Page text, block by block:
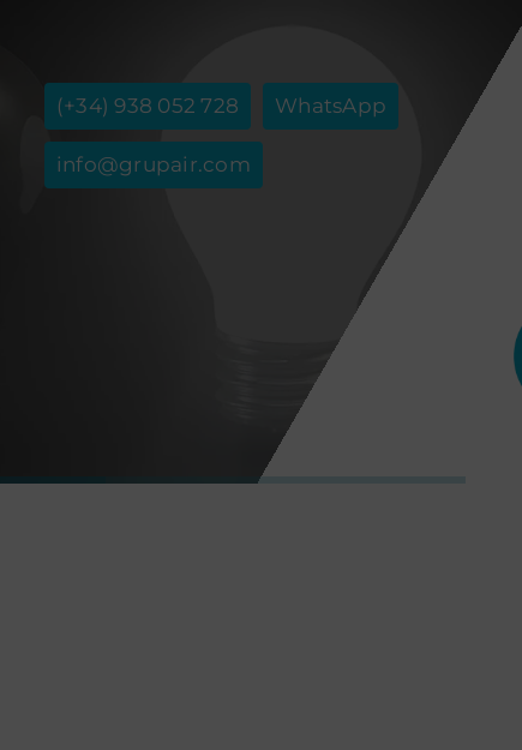
(+34) 938 052 728 WhatsApp
info@grupair.com